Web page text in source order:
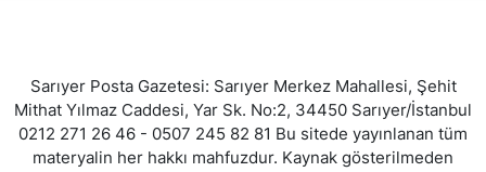
Sarıyer Posta Gazetesi: Sarıyer Merkez Mahallesi, Şehit
Mithat Yılmaz Caddesi, Yar Sk. No:2, 34450 Sarıyer/İstanbul
0212 271 26 46 - 0507 245 82 81 Bu sitede yayınlanan tüm
materyalin her hakkı mahfuzdur. Kaynak gösterilmeden